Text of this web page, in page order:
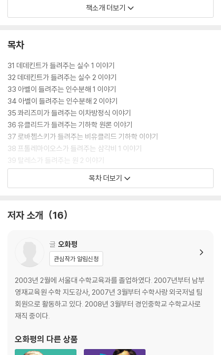
미있고 부담 없이 배울 수는 없을까?’ 이런 생각에서 기획된 도서가 바로
책소개 더보기
목차
31 데데킨트가 들려주는 실수 1 이야기
32 데데킨트가 들려주는 실수 2 이야기
33 아벨이 들려주는 인수분해 1 이야기
34 아벨이 들려주는 인수분해 2 이야기
35 콰리즈미가 들려주는 이차방정식 이야기
36 유클리드가 들려주는 기하학 원론 이야기
37 로바쳅스키가 들려주는 비유클리드 기하학 이야기
38 프톨레마이오스가 들려주는 삼각비 1 이야기
39 탈레스가 들려주는 원 2 이야기
40 피어슨이 들려주는 두 집단의 비교 이야기
41 앨프리드 마셜이 들려주는 이자 이야기
44 존 내시가 들려주는 의사 결정 이론 이야기
46 오일러가 들려주는 복소수 이야기
47 해리엇이 들려주는 이차부등식 이야기
48 실베스터가 들려주는 행렬 이야기
49 칸토어가 들려주는 집합 이야기
50 존 벤이 들려주는 벤 다이어그램 이야기
51 에미 뇌터가 들려주는 이항연산 이야기
52 갈루아가 들려주는 군 이야기
54 슈바르츠가 들려주는 절대부등식 이야기
55 디리클레가 들려주는 함수 2 이야기
목차 더보기
저자 소개 16
글 오화평
관심작가 알림신청
2003년 2월에 서울대 수학교육과를 졸업하였다. 2007년부터 남부
영재교육원 수학 지도강사, 2007년 3월부터 수학사랑 외국저널 팀
회원으로 활동하고 있다. 2008년 3월부터 경인중학교 수학교사로
재직 중이다.
오화평의 다른 상품